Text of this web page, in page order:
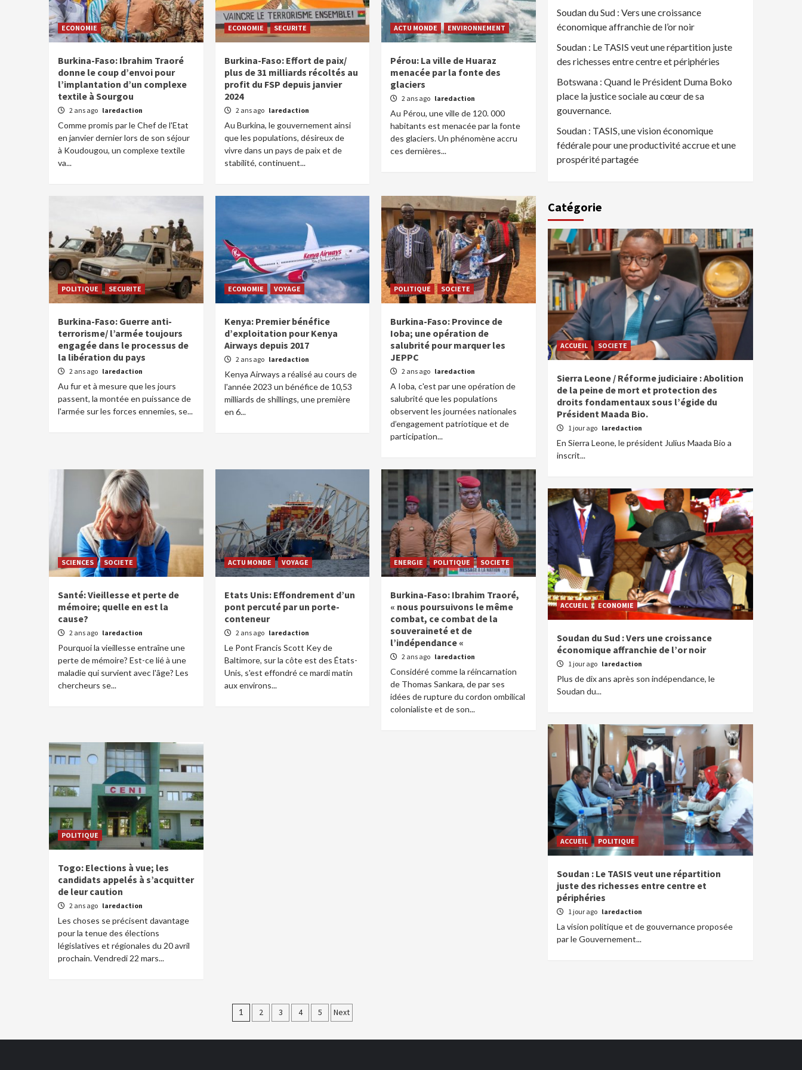
ECONOMIE
Burkina-Faso: Ibrahim Traoré
donne le coup d’envoi pour
l’implantation d’un complexe
textile à Sourgou
2 ans ago laredaction
Comme promis par le Chef de l'Etat
en janvier dernier lors de son séjour
à Koudougou, un complexe textile
va...
ECONOMIE SECURITE
Burkina-Faso: Effort de paix/
plus de 31 milliards récoltés au
profit du FSP depuis janvier
2024
2 ans ago laredaction
Au Burkina, le gouvernement ainsi
que les populations, désireux de
vivre dans un pays de paix et de
stabilité, continuent...
ACTU MONDE ENVIRONNEMENT
Pérou: La ville de Huaraz
menacée par la fonte des
glaciers
2 ans ago laredaction
Au Pérou, une ville de 120. 000
habitants est menacée par la fonte
des glaciers. Un phénomène accru
ces dernières...
POLITIQUE SECURITE
Burkina-Faso: Guerre anti-
terrorisme/ l’armée toujours
engagée dans le processus de
la libération du pays
2 ans ago laredaction
Au fur et à mesure que les jours
passent, la montée en puissance de
l'armée sur les forces ennemies, se...
ECONOMIE VOYAGE
Kenya: Premier bénéfice
d’exploitation pour Kenya
Airways depuis 2017
2 ans ago laredaction
Kenya Airways a réalisé au cours de
l'année 2023 un bénéfice de 10,53
milliards de shillings, une première
en 6...
POLITIQUE SOCIETE
Burkina-Faso: Province de
Ioba; une opération de
salubrité pour marquer les
JEPPC
2 ans ago laredaction
A Ioba, c'est par une opération de
salubrité que les populations
observent les journées nationales
d’engagement patriotique et de
participation...
SCIENCES SOCIETE
Santé: Vieillesse et perte de
mémoire; quelle en est la
cause?
2 ans ago laredaction
Pourquoi la vieillesse entraîne une
perte de mémoire? Est-ce lié à une
maladie qui survient avec l'âge? Les
chercheurs se...
ACTU MONDE VOYAGE
Etats Unis: Effondrement d’un
pont percuté par un porte-
conteneur
2 ans ago laredaction
Le Pont Francis Scott Key de
Baltimore, sur la côte est des États-
Unis, s'est effondré ce mardi matin
aux environs...
ENERGIE POLITIQUE SOCIETE
Burkina-Faso: Ibrahim Traoré,
« nous poursuivons le même
combat, ce combat de la
souveraineté et de
l’indépendance «
2 ans ago laredaction
Considéré comme la réincarnation
de Thomas Sankara, de par ses
idées de rupture du cordon ombilical
colonialiste et de son...
POLITIQUE
Togo: Elections à vue; les
candidats appelés à s’acquitter
de leur caution
2 ans ago laredaction
Les choses se précisent davantage
pour la tenue des élections
législatives et régionales du 20 avril
prochain. Vendredi 22 mars...
Pagination
des
1 2 3 4 5 Next
Soudan du Sud : Vers une croissance
économique affranchie de l’or noir
Soudan : Le TASIS veut une répartition juste
des richesses entre centre et périphéries
Botswana : Quand le Président Duma Boko
place la justice sociale au cœur de sa
gouvernance.
Soudan : TASIS, une vision économique
fédérale pour une productivité accrue et une
prospérité partagée
Catégorie
ACCUEIL SOCIETE
Sierra Leone / Réforme judiciaire : Abolition
de la peine de mort et protection des
droits fondamentaux sous l’égide du
Président Maada Bio.
1 jour ago laredaction
En Sierra Leone, le président Julius Maada Bio a
inscrit...
ACCUEIL ECONOMIE
Soudan du Sud : Vers une croissance
économique affranchie de l’or noir
1 jour ago laredaction
Plus de dix ans après son indépendance, le
Soudan du...
ACCUEIL POLITIQUE
Soudan : Le TASIS veut une répartition
juste des richesses entre centre et
périphéries
1 jour ago laredaction
La vision politique et de gouvernance proposée
par le Gouvernement...